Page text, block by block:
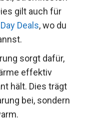
gilt auch für
Deals, wo du
sorgt dafür,
effektiv
hält. Dies trägt
bei, sondern